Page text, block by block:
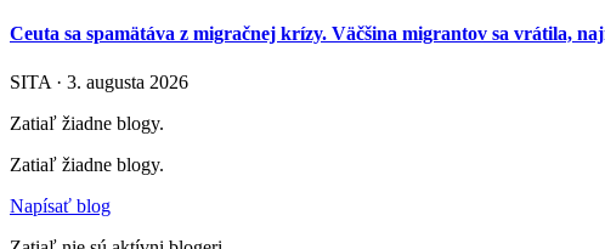
Ceuta sa spamätáva z migračnej krízy. Väčšina migrantov sa vrátila,
SITA · 3. augusta 2026
Zatiaľ žiadne blogy.
Zatiaľ žiadne blogy.
Napísať blog